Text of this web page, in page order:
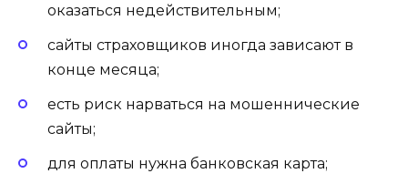
оказаться недействительным;
сайты страховщиков иногда зависают в
конце месяца;
есть риск нарваться на мошеннические
сайты;
для оплаты нужна банковская карта;